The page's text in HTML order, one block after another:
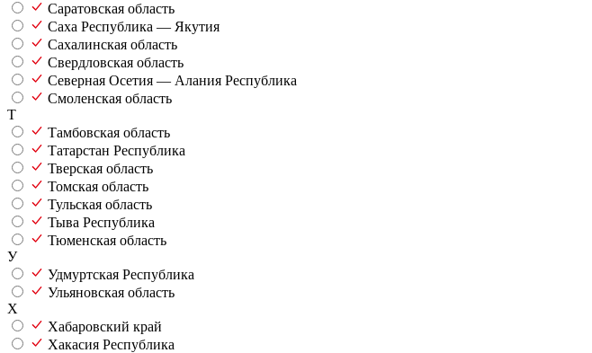
Саратовская область
Саха Республика — Якутия
Сахалинская область
Свердловская область
Северная Осетия — Алания Республика
Смоленская область
Т
Тамбовская область
Татарстан Республика
Тверская область
Томская область
Тульская область
Тыва Республика
Тюменская область
У
Удмуртская Республика
Ульяновская область
Х
Хабаровский край
Хакасия Республика